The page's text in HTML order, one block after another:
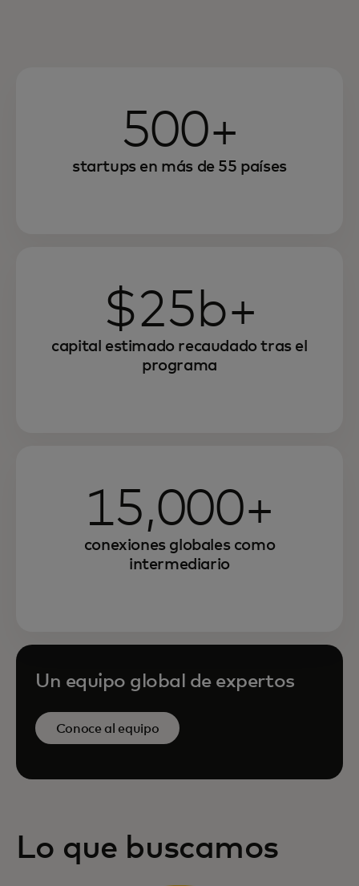
500+
startups en más de 55 países
$25b+
capital estimado recaudado tras el
programa
15,000+
conexiones globales como
intermediario
Un equipo global de expertos
Conoce al equipo
Lo que buscamos